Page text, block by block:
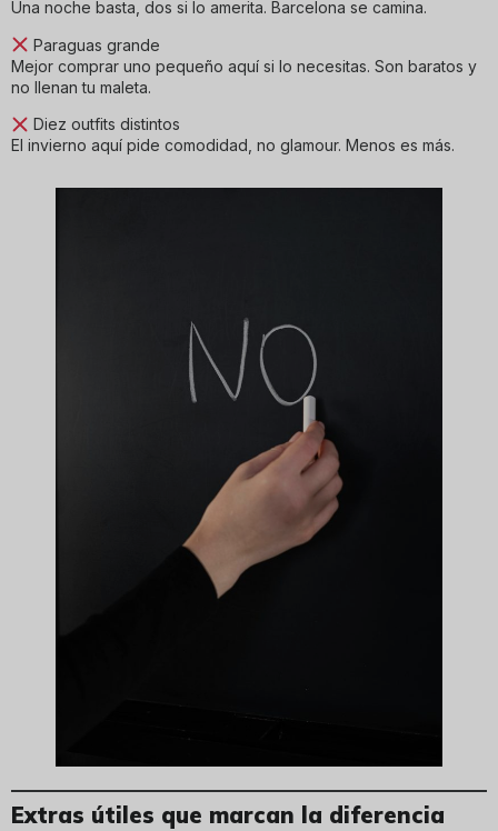
Una noche basta, dos si lo amerita. Barcelona se camina.
Paraguas grande
Mejor comprar uno pequeño aquí si lo necesitas. Son baratos y
no llenan tu maleta.
Diez outfits distintos
El invierno aquí pide comodidad, no glamour. Menos es más.
Extras útiles que marcan la diferencia